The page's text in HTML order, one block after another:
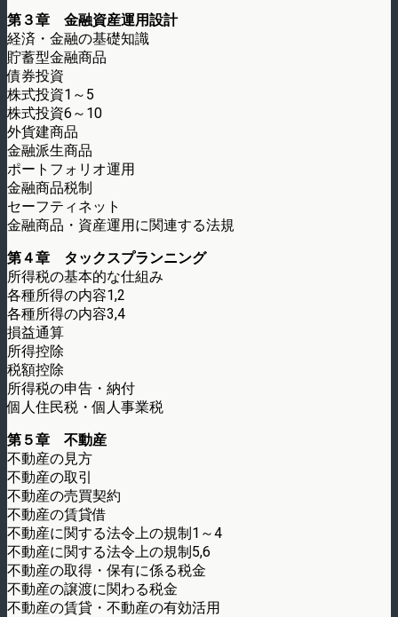
第３章 金融資産運用設計
経済・金融の基礎知識
貯蓄型金融商品
債券投資
株式投資1～5
株式投資6～10
外貨建商品
金融派生商品
ポートフォリオ運用
金融商品税制
セーフティネット
金融商品・資産運用に関連する法規
第４章 タックスプランニング
所得税の基本的な仕組み
各種所得の内容1,2
各種所得の内容3,4
損益通算
所得控除
税額控除
所得税の申告・納付
個人住民税・個人事業税
第５章 不動産
不動産の見方
不動産の取引
不動産の売買契約
不動産の賃貸借
不動産に関する法令上の規制1～4
不動産に関する法令上の規制5,6
不動産の取得・保有に係る税金
不動産の譲渡に関わる税金
不動産の賃貸・不動産の有効活用